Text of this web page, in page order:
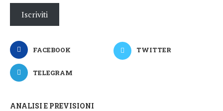
Iscriviti
FACEBOOK TWITTER
TELEGRAM
ANALISI E PREVISIONI